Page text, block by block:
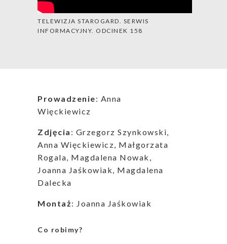
TELEWIZJA STAROGARD. SERWIS
INFORMACYJNY. ODCINEK 158
Prowadzenie: Anna
Więckiewicz
Zdjęcia : Grzegorz Szynkowski,
Anna Więckiewicz, Małgorzata
Rogala, Magdalena Nowak,
Joanna Jaśkowiak, Magdalena
Dalecka
Montaż: Joanna Jaśkowiak
Co robimy?